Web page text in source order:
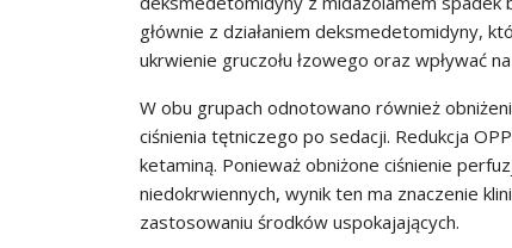
głównie z działaniem deksmedetomidyny,
ukrwienie gruczołu łzowego oraz wpływać
W obu grupach odnotowano również
ciśnienia tętniczego po sedacji. Redukcja
ketaminą. Ponieważ obniżone ciśnienie
niedokrwiennych, wynik ten ma znaczenie
zastosowaniu środków uspokajających.